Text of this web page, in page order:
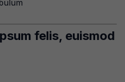
felis, euismod